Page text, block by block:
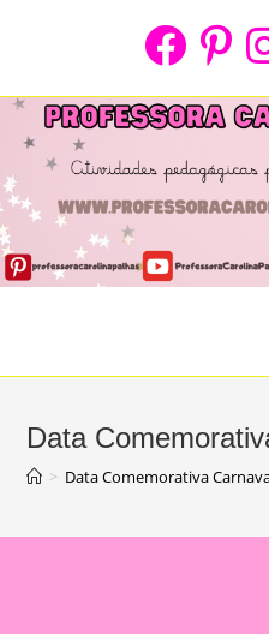
Data
> Data Comemorativa